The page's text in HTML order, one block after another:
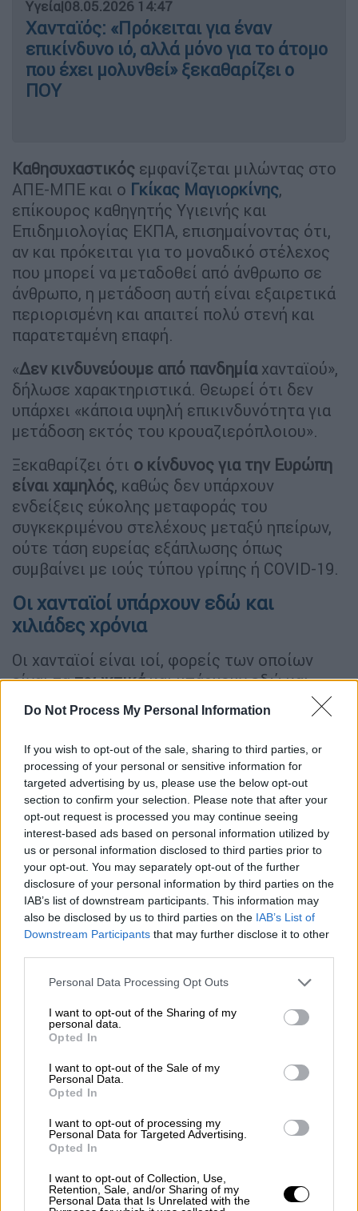
Do Not Process My Personal Information
If you wish to opt-out of the sale, sharing to third parties, or
processing of your personal or sensitive information for
targeted advertising by us, please use the below opt-out
section to confirm your selection. Please note that after your
opt-out request is processed you may continue seeing
interest-based ads based on personal information utilized by
us or personal information disclosed to third parties prior to
your opt-out. You may separately opt-out of the further
disclosure of your personal information by third parties on the
IAB’s list of downstream participants. This information may
also be disclosed by us to third parties on the IAB’s List of
Downstream Participants that may further disclose it to other
Please note that this website/app uses one or more Google
not limited to your visit or usage behaviour. You may click to
grant or deny consent to Google and its third-party tags to
use your data for below specified purposes in below Google
consent section.
Personal Data Processing Opt Outs
I want to opt-out of the Sharing of my
personal data.
Opted In
I want to opt-out of the Sale of my
Personal Data.
Opted In
I want to opt-out of processing my
Personal Data for Targeted Advertising.
Opted In
I want to opt-out of Collection, Use,
Retention, Sale, and/or Sharing of my
Personal Data that Is Unrelated with the
Υγεία|08.05.2026 14:47
Χανταϊός: «Πρόκειται για έναν
επικίνδυνο ιό, αλλά μόνο για το άτομο
που έχει μολυνθεί» ξεκαθαρίζει ο
ΠΟΥ
Καθησυχαστικός εμφανίζεται μιλώντας στο
ΑΠΕ-ΜΠΕ και ο Γκίκας Μαγιορκίνης,
επίκουρος καθηγητής Υγιεινής και
Επιδημιολογίας ΕΚΠΑ, επισημαίνοντας ότι,
αν και πρόκειται για το μοναδικό στέλεχος
που μπορεί να μεταδοθεί από άνθρωπο σε
άνθρωπο, η μετάδοση αυτή είναι εξαιρετικά
περιορισμένη και απαιτεί πολύ στενή και
παρατεταμένη επαφή.
«Δεν κινδυνεύουμε από πανδημίαχανταϊού»,
δήλωσε χαρακτηριστικά. Θεωρεί ότι δεν
υπάρχει «κάποια υψηλή επικινδυνότητα για
μετάδοση εκτός του κρουαζιερόπλοιου».
Ξεκαθαρίζει ότι ο κίνδυνος για την Ευρώπη
είναι χαμηλός, καθώς δεν υπάρχουν
ενδείξεις εύκολης μεταφοράς του
συγκεκριμένου στελέχους μεταξύ ηπείρων,
ούτε τάση ευρείας εξάπλωσης όπως
συμβαίνει με ιούς τύπου γρίπης ή COVID-19.
Οι χανταϊοί υπάρχουν εδώ και
χιλιάδες χρόνια
Οι χανταϊοί είναι ιοί, φορείς των οποίων
είναι τατρωκτικάκαι υπάρχουν εδώ και
χιλιάδες χρόνιααναφέρει ο κ. Μαγιορκίνης.
συγκεκριμένοι χανταϊοί, οι οποίοι λέγονται
οι «ιοί του Νέου Κόσμου». Η επιστημονική
κοινότητα γνωρίζει ότι ο ιός των Άνδεων
σπανίως και δύσκολα μεν, μπορεί να
μεταδοθεί από άνθρωπο. Τα στελέχη που
εντοπίζονται στη Νότια Αμερική, όπως αυτό
των Άνδεων, συνδέονται κυρίως με σοβαρά
αναπνευστικά σύνδρομα και παρουσιάζουν
υψηλότερη θνητότητα σε σύγκριση με τα
ευρωπαϊκά στελέχη.
«Οι ιοί χανταϊούστην Ευρώπη και στην
και ηπιότερη κλινική εικόνα, από αυτούς της
Λατινικής Αμερικής, χωρίς μετάδοση από
άνθρωπο σε άνθρωπο και προκαλούν
διαφορετικό σύνδρομο», εξηγεί ο κ.
Μαγιορκίνης.
Τονίζει μάλιστα ότι αυτά είναι γνωστά και
δεν θεωρεί ότι υπάρχει υψηλή
επικινδυνότητα για τη δημόσια υγεία.